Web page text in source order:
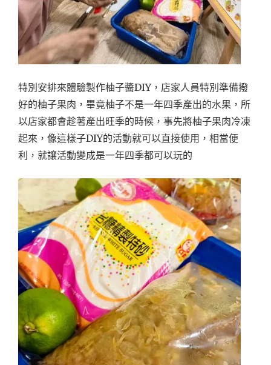
特別安排來體驗製作柚子醬DIY，店家人員特別準備撥
好的柚子果肉，畢竟柚子不是一年四季產出的水果，所
以店家都會趁著產出旺季的時候，事先將柚子果肉冷凍
起來，像這樣子DIY的活動就可以直接使用，相當便
利，就讓活動變成是一年四季都可以玩的